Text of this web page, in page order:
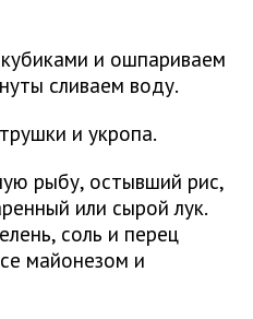
и ошпариваем
сливаем воду.
и укропа.
рыбу, остывший рис,
или сырой лук.
соль и перец
майонезом и